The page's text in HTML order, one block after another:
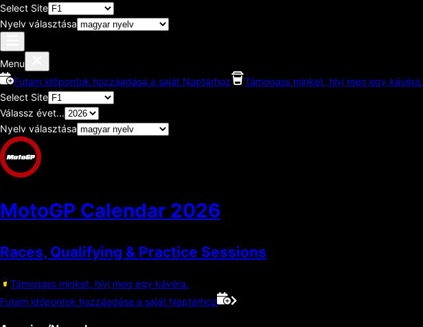
Select Site
Nyelv választása
Menu
Futam időpontok hozzáadása a saját Naptárhoz
Támogass minket, hívj meg egy kávéra.
Select Site
Válassz évet...
Nyelv választása
MotoGP Calendar 2026
Races, Qualifying & Practice Sessions
Támogass minket, hívj meg egy kávéra.
Futam időpontok hozzáadása a saját Naptárhoz